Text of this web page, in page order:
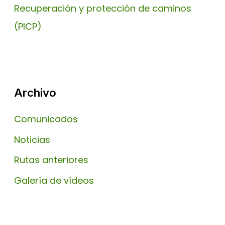
Recuperación y protección de caminos
(PICP)
Archivo
Comunicados
Noticias
Rutas anteriores
Galería de vídeos